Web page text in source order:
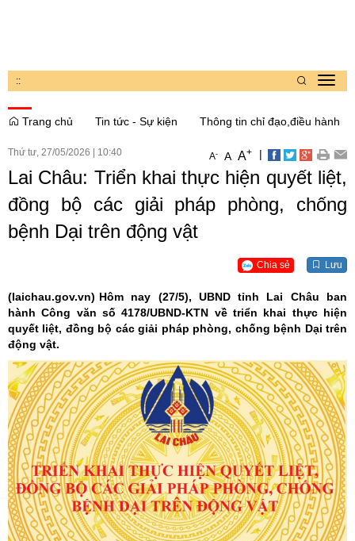
::
Trang chủ
Tin tức - Sự kiện Thông tin chỉ đạo,điều hành
Thứ tư, 27/05/2026 10:40 A- A A+ |
Lai Châu: Triển khai thực hiện quyết liệt,
đồng bộ các giải pháp phòng, chống
bệnh Dại trên động vật
Chia sẻ Lưu
(laichau.gov.vn) Hôm nay (27/5), UBND tỉnh Lai Châu ban
hành Công văn số 4178/UBND-KTN về triển khai thực hiện
quyết liệt, đồng bộ các giải pháp phòng, chống bệnh Dại trên
động vật.